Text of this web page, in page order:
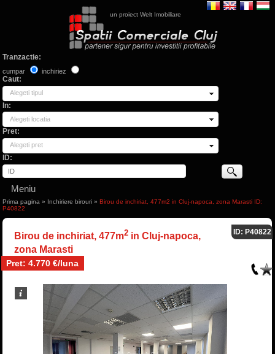
un proiect Welt Imobiliare
Tranzactie:
cumpar inchiriez
Caut:
Alegeti tipul
In:
Alegeti locatia
Pret:
Alegeti pret
ID:
Meniu
Prima pagina » Inchiriere birouri » Birou de inchiriat, 477m2 in Cluj-napoca, zona Marasti ID:
P40822
Birou de inchiriat, 477m2in Cluj-napoca,
zona Marasti
Pret: 4.770 €/luna
ID: P40822